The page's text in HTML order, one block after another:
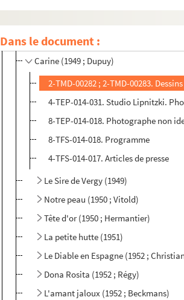
Dans le document :
Abisag (1947)
Un baron sur la branche (1948 ;
Carine (1949 ; Dupuy)
2-TMD-00282 ; 2-TMD-00283.
4-TEP-014-031. Studio Lipnitzki.
8-TEP-014-018. Photographe non
8-TFS-014-018. Programme
4-TFS-014-017. Articles de presse
Le Sire de Vergy (1949)
Notre peau (1950 ; Vitold)
Tête d'or (1950 ; Hermantier)
La petite hutte (1951)
Le Diable en Espagne (1952 ;
Dona Rosita (1952 ; Régy)
L'amant jaloux (1952 ; Beckmans)